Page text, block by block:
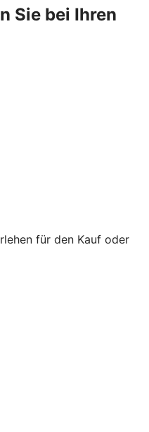
Sie bei Ihren
für den Kauf oder